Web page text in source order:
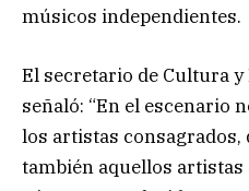
músicos independientes.
El secretario de Cultura y
señaló: “En el escenario
los artistas consagrados,
también aquellos artistas